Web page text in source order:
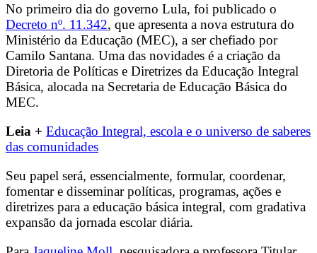
No primeiro dia do governo Lula, foi publicado o
Decreto nº. 11.342, que apresenta a nova estrutura do
Ministério da Educação (MEC), a ser chefiado por
Camilo Santana. Uma das novidades é a criação da
Diretoria de Políticas e Diretrizes da Educação Integral
Básica, alocada na Secretaria de Educação Básica do
MEC.
Leia + Educação Integral, escola e o universo de saberes
das comunidades
Seu papel será, essencialmente, formular, coordenar,
fomentar e disseminar políticas, programas, ações e
diretrizes para a educação básica integral, com gradativa
expansão da jornada escolar diária.